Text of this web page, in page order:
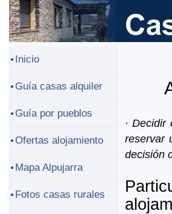
·
reservar
decisión
Inicio
Guía casas alquiler
Guía por pueblos
Ofertas alojamiento
Mapa Alpujarra
Fotos casas rurales